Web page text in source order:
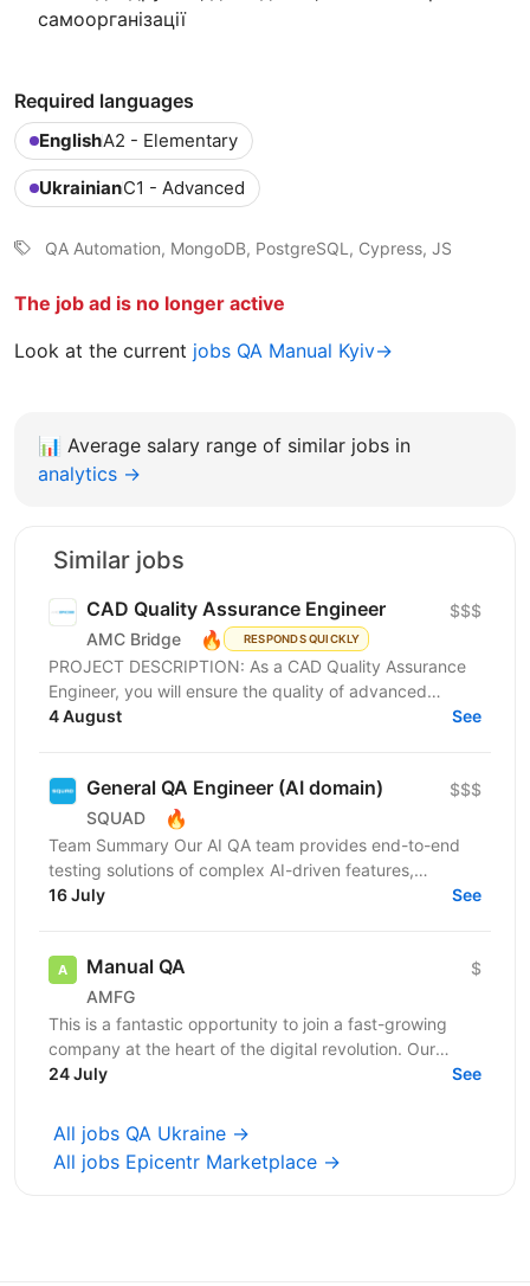
самоорганізації
Required languages
EnglishA2 - Elementary
UkrainianC1 - Advanced
QA Automation, MongoDB, PostgreSQL, Cypress, JS
The job ad is no longer active
Look at the current jobs QA Manual Kyiv→
📊 Average salary range of similar jobs in
analytics →
Similar jobs
CAD Quality Assurance Engineer
AMC Bridge 🔥 RESPONDS QUICKLY
$$$
PROJECT DESCRIPTION: As a CAD Quality Assurance
Engineer, you will ensure the quality of advanced
CAD/BIM software solutions through automation,...
4 August See
General QA Engineer (AI domain)
SQUAD 🔥
$$$
Team Summary Our AI QA team provides end-to-end
testing solutions of complex AI-driven features,
hardware sensors supporting AI functionality, and...
16 July See
Manual QA
AMFG
$
This is a fantastic opportunity to join a fast-growing
company at the heart of the digital revolution. Our
software product is revolutionising manufacturing...
24 July See
All jobs QA Ukraine →
All jobs Epicentr Marketplace →